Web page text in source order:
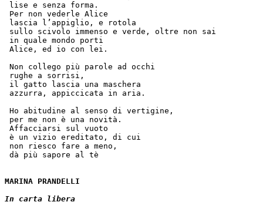
lise e senza forma.
Per non vederle Alice
lascia l’appiglio, e rotola
sullo scivolo immenso e verde, oltre non sai
in quale mondo porti
Alice, ed io con lei.
Non collego più parole ad occhi
rughe a sorrisi,
il gatto lascia una maschera
azzurra, appiccicata in aria.
Ho abitudine al senso di vertigine,
per me non è una novità.
Affacciarsi sul vuoto
è un vizio ereditato, di cui
non riesco fare a meno,
dà più sapore al tè
MARINA PRANDELLI
In carta libera